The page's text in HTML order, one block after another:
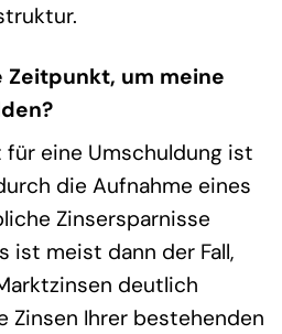
um meine
eine Umschuldung ist
die Aufnahme eines
Zinsersparnisse
ist meist dann der Fall,
deutlich
Zinsen Ihrer bestehenden